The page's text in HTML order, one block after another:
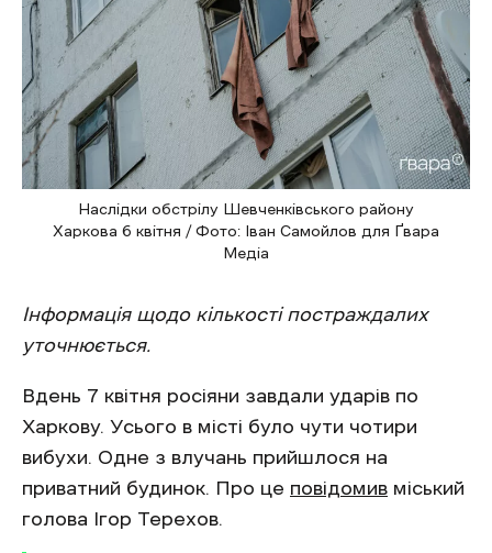
Наслідки обстрілу Шевченківського району
Харкова 6 квітня / Фото: Іван Самойлов для Ґвара
Медіа
Інформація щодо кількості постраждалих
уточнюється.
Вдень 7 квітня росіяни завдали ударів по
Харкову. Усього в місті було чути чотири
вибухи. Одне з влучань прийшлося на
приватний будинок. Про це повідомив міський
голова Ігор Терехов.